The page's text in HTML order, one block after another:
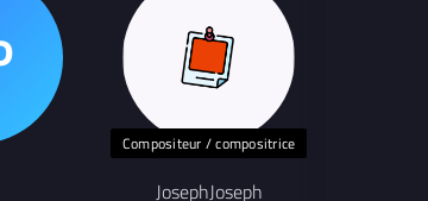
Compositeur / compositrice
JosephJoseph